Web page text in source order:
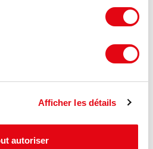
Afficher les détails
autoriser
70 €